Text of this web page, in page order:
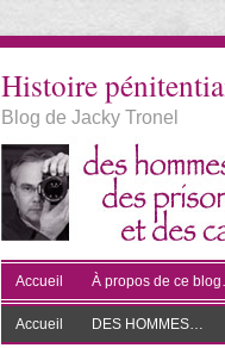
Histoire
Blog de Jacky Tronel
Accueil À propos de ce
Accueil DES HOMMES…